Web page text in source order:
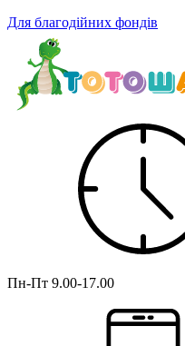
Для благодійних фондів
Пн-Пт 9.00-17.00